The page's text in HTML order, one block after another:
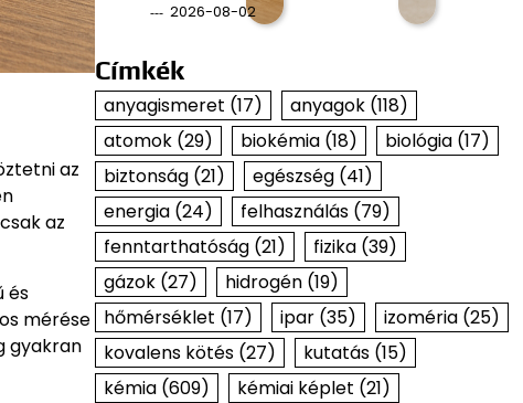
az
az
és
mérése
gyakran
2026-08-02
Címkék
anyagismeret (17) anyagok(118)
atomok(29) biokémia(18) biológia(17)
biztonság(21) egészség(41)
energia(24) felhasználás(79)
fenntarthatóság(21) fizika(39)
gázok(27) hidrogén(19)
hőmérséklet (17) ipar(35) izoméria(25)
kovalens kötés(27) kutatás(15)
kémia(609) kémiai képlet (21)